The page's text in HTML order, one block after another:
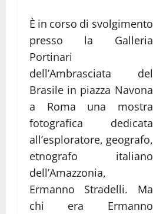
È in corso di svolgimento
presso la Galleria
Portinari
dell’Ambrasciata del
Brasile in piazza Navona
a Roma una mostra
fotografica dedicata
all’esploratore, geografo,
etnografo italiano
dell’Amazzonia,
Ermanno Stradelli. Ma
chi era Ermanno